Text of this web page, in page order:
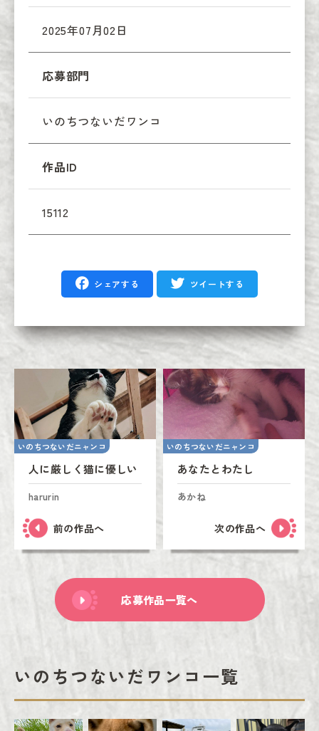
2025年07月02日
応募部門
いのちつないだワンコ
作品ID
15112
シェアする ツイートする
いのちつないだニャンコ
人に厳しく猫に優しい
harurin
前の作品へ
いのちつないだニャンコ
あなたとわたし
あかね
次の作品へ
応募作品一覧へ
いのちつないだワンコ一覧